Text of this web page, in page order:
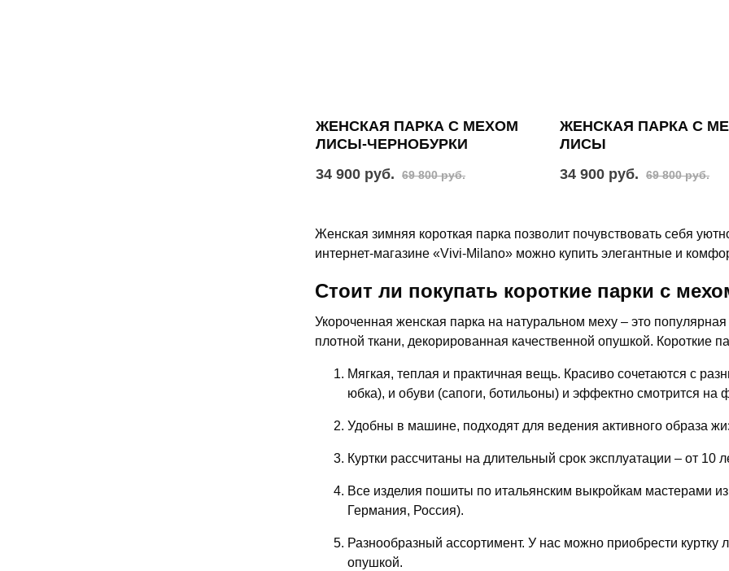
ЖЕНСКАЯ ПАРКА С МЕХОМ
ЛИСЫ-ЧЕРНОБУРКИ
34 900 руб.
69 800 руб.
ЖЕНСКАЯ ПАРКА С
ЛИСЫ
34 900 руб.
69 800 руб.
Женская зимняя короткая парка позволит почувствовать себя
интернет-магазине «Vivi-Milano» можно купить элегантные и
Стоит ли покупать короткие парки с
Укороченная женская парка на натуральном меху – это
плотной ткани, декорированная качественной опушкой. Короткие
Мягкая, теплая и практичная вещь. Красиво сочетаются с
юбка), и обуви (сапоги, ботильоны) и эффектно смотрится на
Удобны в машине, подходят для ведения активного образа
Куртки рассчитаны на длительный срок эксплуатации – от 10
Все изделия пошиты по итальянским выкройкам мастерами
Германия, Россия).
Разнообразный ассортимент. У нас можно приобрести куртку
опушкой.